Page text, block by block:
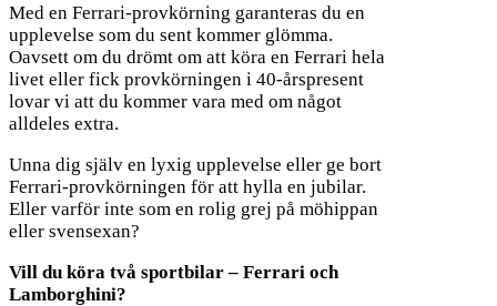
Med en Ferrari-provkörning garanteras du en
upplevelse som du sent kommer glömma.
Oavsett om du drömt om att köra en Ferrari hela
livet eller fick provkörningen i 40-årspresent
lovar vi att du kommer vara med om något
alldeles extra.
Unna dig själv en lyxig upplevelse eller ge bort
Ferrari-provkörningen för att hylla en jubilar.
Eller varför inte som en rolig grej på möhippan
eller svensexan?
Vill du köra två sportbilar – Ferrari och
Lamborghini?